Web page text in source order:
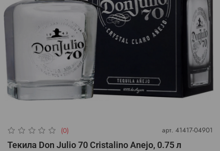
(0) арт. 41417-04901
Текила Don Julio 70 Cristalino Anejo, 0.75 л